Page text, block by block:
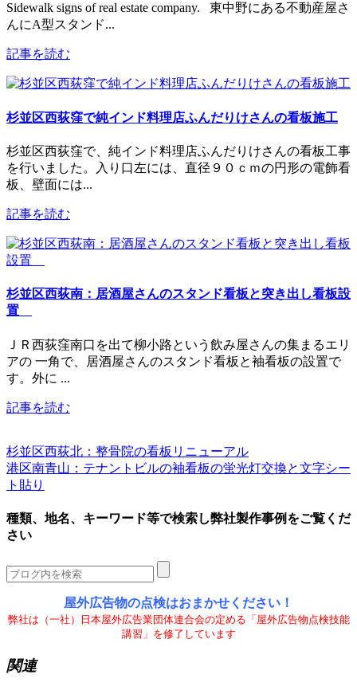
Sidewalk signs of real estate company. 東中野にある不動産屋さ
んにA型スタンド...
記事を読む
杉並区西荻窪で純インド料理店ふんだりけさんの看板施工
杉並区西荻窪で、純インド料理店ふんだりけさんの看板工事
を行いました。入り口左には、直径９０ｃｍの円形の電飾看
板、壁面には...
記事を読む
杉並区西荻南：居酒屋さんのスタンド看板と突き出し看板設
置
ＪＲ西荻窪南口を出て柳小路という飲み屋さんの集まるエリ
アの 一角で、居酒屋さんのスタンド看板と袖看板の設置で
す。外に ...
記事を読む
杉並区西荻北：整骨院の看板リニューアル
港区南青山：テナントビルの袖看板の蛍光灯交換と文字シー
ト貼り
種類、地名、キーワード等で検索し弊社製作事例をご覧くだ
さい
屋外広告物の点検はおまかせください！
弊社は（一社）日本屋外広告業団体連合会の定める「屋外広告物点検技能
講習」を修了しています
関連